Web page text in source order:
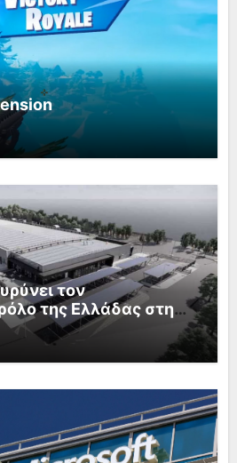
τον
της Ελλάδας στη